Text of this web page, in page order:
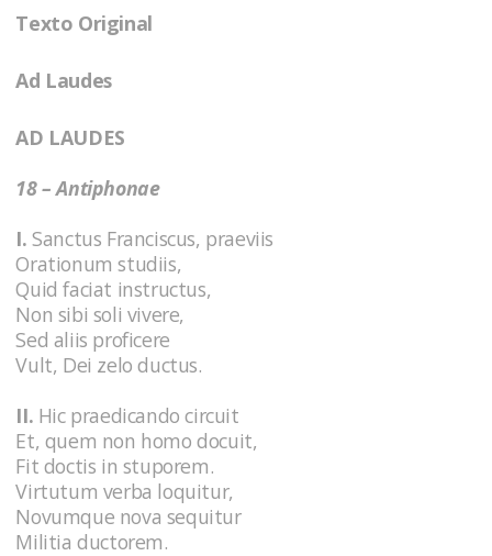
Texto Original
Ad Laudes
AD LAUDES
18 – Antiphonae
I. Sanctus Franciscus, praeviis
Orationum studiis,
Quid faciat instructus,
Non sibi soli vivere,
Sed aliis proficere
Vult, Dei zelo ductus.
II. Hic praedicando circuit
Et, quem non homo docuit,
Fit doctis in stuporem.
Virtutum verba loquitur,
Novumque nova sequitur
Militia ductorem.